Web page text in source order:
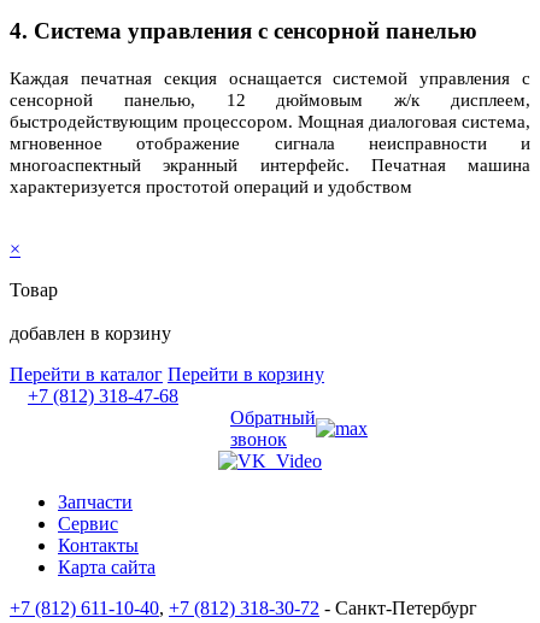
4. Система управления с сенсорной панелью
Каждая печатная секция оснащается системой управления с
сенсорной панелью, 12 дюймовым ж/к дисплеем,
быстродействующим процессором. Мощная диалоговая система,
мгновенное отображение сигнала неисправности и
многоаспектный экранный интерфейс. Печатная машина
характеризуется простотой операций и удобством
×
Товар
добавлен в корзину
Перейти в каталог Перейти в корзину
+7 (812) 318-47-68
Обратный
звонок
Запчасти
Сервис
Контакты
Карта сайта
+7 (812) 611-10-40, +7 (812) 318-30-72 - Санкт-Петербург